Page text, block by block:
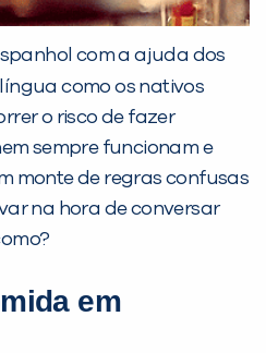
com a ajuda dos
como os nativos
o risco de fazer
sempre funcionam e
monte de regras confusas
na hora de conversar
em